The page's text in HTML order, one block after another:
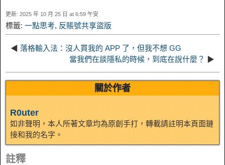
k m
I
n
更新: 2025 年 10 月 25 日 at 6:59 午安
標籤: 一點思考, 反賬號共享盜版
◀ 落格輸入法：沒人買我的 APP 了，但我不想 GG
當我們在談隱私的時候，到底在說什麼？ ▶
關於作者
R0uter
如非聲明，本人所著文章均為原創手打，轉載請註明本頁面鏈
接和我的名字。
註釋